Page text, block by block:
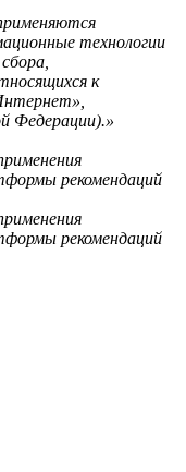
технологии
к
Федерации).»
рекомендаций
рекомендаций